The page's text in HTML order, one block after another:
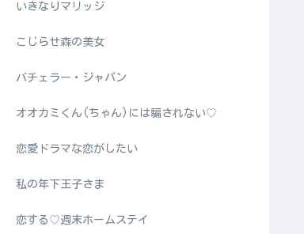
いきなりマリッジ
こじらせ森の美女
バチェラー・ジャパン
オオカミくん(ちゃん)には騙されない♡
恋愛ドラマな恋がしたい
私の年下王子さま
恋する♡週末ホームステイ